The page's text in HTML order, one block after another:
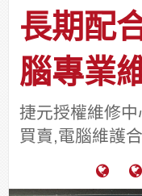
長期配
腦專業
捷元授權維修
買賣,電腦維護
腦